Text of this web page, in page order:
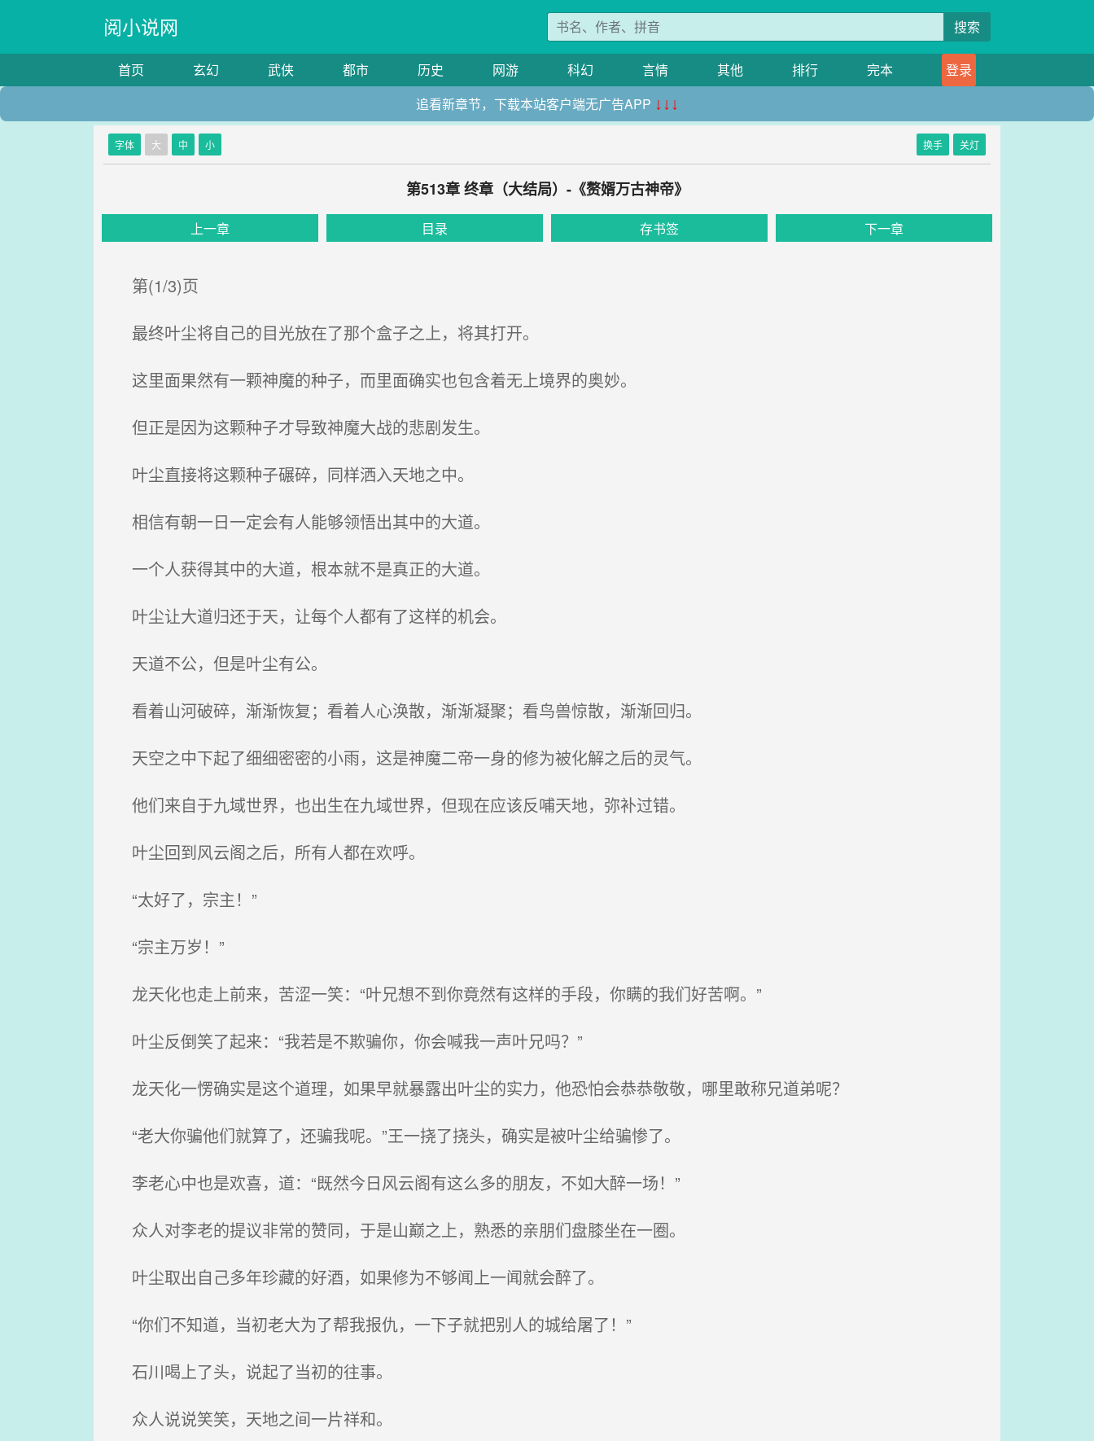
阅小说网 搜索
首页 玄幻 武侠 都市 历史 网游 科幻 言情 其他 排行 完本
登录
追看新章节，下载本站客户端无广告APP ↓↓↓
字体 大 中 小 换手 关灯
第513章 终章（大结局）-《赘婿万古神帝》
上一章 目录 存书签 下一章
第(1/3)页
最终叶尘将自己的目光放在了那个盒子之上，将其打开。
这里面果然有一颗神魔的种子，而里面确实也包含着无上境界的奥妙。
但正是因为这颗种子才导致神魔大战的悲剧发生。
叶尘直接将这颗种子碾碎，同样洒入天地之中。
相信有朝一日一定会有人能够领悟出其中的大道。
一个人获得其中的大道，根本就不是真正的大道。
叶尘让大道归还于天，让每个人都有了这样的机会。
天道不公，但是叶尘有公。
看着山河破碎，渐渐恢复；看着人心涣散，渐渐凝聚；看鸟兽惊散，渐渐回归。
天空之中下起了细细密密的小雨，这是神魔二帝一身的修为被化解之后的灵气。
他们来自于九域世界，也出生在九域世界，但现在应该反哺天地，弥补过错。
叶尘回到风云阁之后，所有人都在欢呼。
“太好了，宗主！”
“宗主万岁！”
龙天化也走上前来，苦涩一笑：“叶兄想不到你竟然有这样的手段，你瞒的我们好苦啊。”
叶尘反倒笑了起来：“我若是不欺骗你，你会喊我一声叶兄吗？”
龙天化一愣确实是这个道理，如果早就暴露出叶尘的实力，他恐怕会恭恭敬敬，哪里敢称兄道弟呢？
“老大你骗他们就算了，还骗我呢。”王一挠了挠头，确实是被叶尘给骗惨了。
李老心中也是欢喜，道：“既然今日风云阁有这么多的朋友，不如大醉一场！”
众人对李老的提议非常的赞同，于是山巅之上，熟悉的亲朋们盘膝坐在一圈。
叶尘取出自己多年珍藏的好酒，如果修为不够闻上一闻就会醉了。
“你们不知道，当初老大为了帮我报仇，一下子就把别人的城给屠了！”
石川喝上了头，说起了当初的往事。
众人说说笑笑，天地之间一片祥和。